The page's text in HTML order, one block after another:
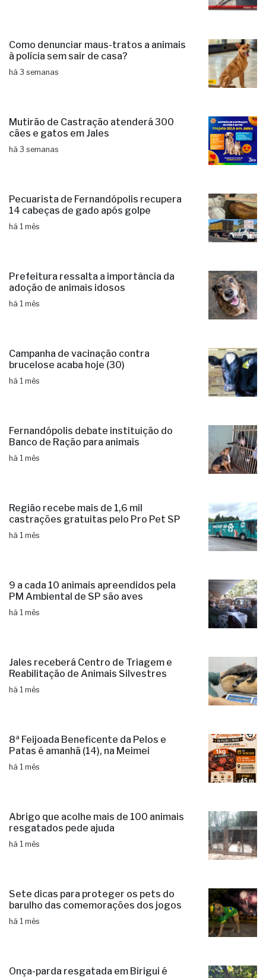
Como denunciar maus-tratos a animais
à polícia sem sair de casa?
há 3 semanas
Mutirão de Castração atenderá 300
cães e gatos em Jales
há 3 semanas
Pecuarista de Fernandópolis recupera
14 cabeças de gado após golpe
há 1 mês
Prefeitura ressalta a importância da
adoção de animais idosos
há 1 mês
Campanha de vacinação contra
brucelose acaba hoje (30)
há 1 mês
Fernandópolis debate instituição do
Banco de Ração para animais
há 1 mês
Região recebe mais de 1,6 mil
castrações gratuitas pelo Pro Pet SP
há 1 mês
9 a cada 10 animais apreendidos pela
PM Ambiental de SP são aves
há 1 mês
Jales receberá Centro de Triagem e
Reabilitação de Animais Silvestres
há 1 mês
8ª Feijoada Beneficente da Pelos e
Patas é amanhã (14), na Meimei
há 1 mês
Abrigo que acolhe mais de 100 animais
resgatados pede ajuda
há 1 mês
Sete dicas para proteger os pets do
barulho das comemorações dos jogos
há 1 mês
Onça-parda resgatada em Birigui é